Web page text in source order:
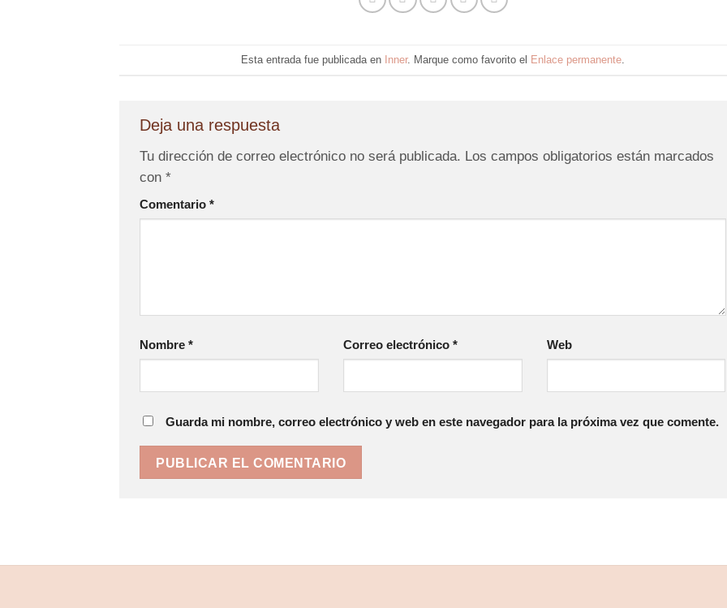
Esta entrada fue publicada en Inner. Marque como favorito el Enlace permanente.
Deja una respuesta
Tu dirección de correo electrónico no será publicada. Los campos obligatorios están marcados
con *
Comentario *
Nombre * Correo electrónico * Web
Guarda mi nombre, correo electrónico y web en este navegador para la próxima vez que comente.